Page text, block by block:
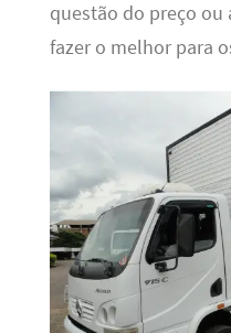
questão do preço ou
fazer o melhor para